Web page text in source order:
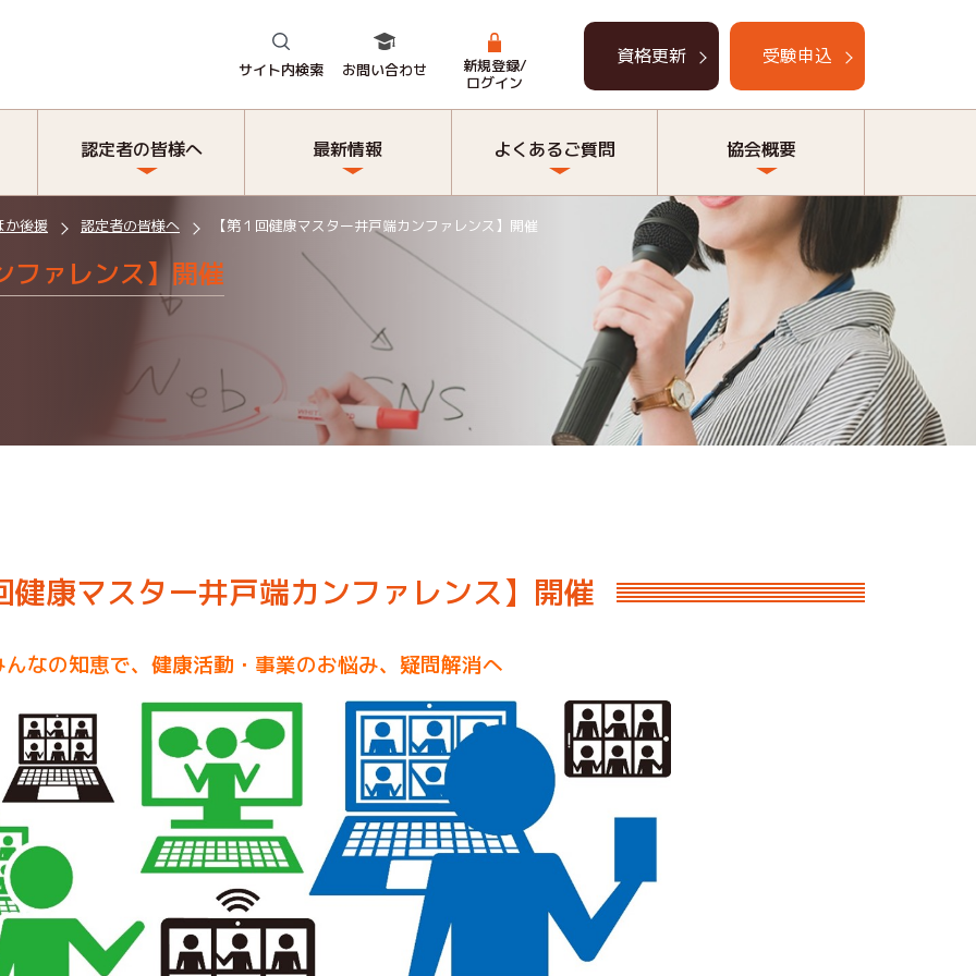
サイト内検索 お問い合わせ
新規登録/
ログイン
資格更新 受験申込
認定者の皆様へ 最新情報 よくあるご質問 協会概要
か後援 認定者の皆様へ 【第１回健康マスター井戸端カンファレンス】開催
ファレンス】開催
健康マスター井戸端カンファレンス】開催
んなの知恵で、健康活動・事業のお悩み、疑問解消へ